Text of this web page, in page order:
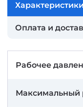
Характеристики
Оплата и
Рабочее
Максимальный